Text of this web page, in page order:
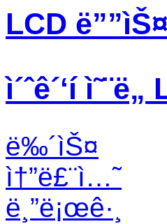
LCD
ì´ˆê´‘í­
ë‰´ìŠ¤
ì†”ë£¨ì…˜
ë¸”ë¡œê·¸